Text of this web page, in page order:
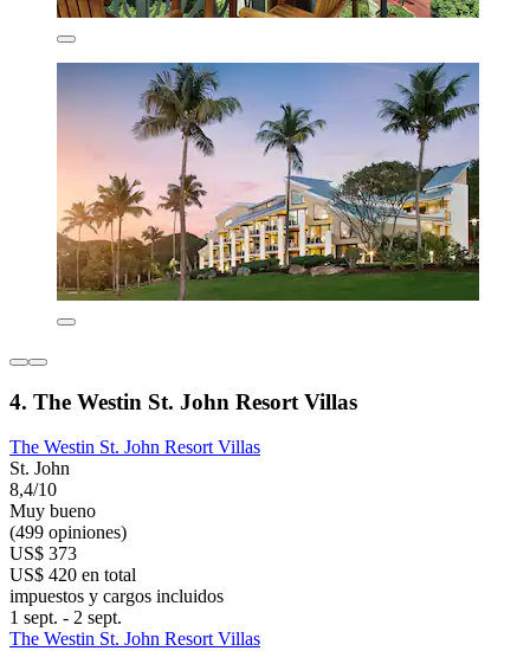
4. The Westin St. John Resort Villas
The Westin St. John Resort Villas
St. John
8,4/10
Muy bueno
(499 opiniones)
US$ 373
US$ 420 en total
impuestos y cargos incluidos
1 sept. - 2 sept.
The Westin St. John Resort Villas